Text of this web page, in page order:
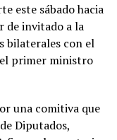
este sábado hacia
de invitado a la
bilaterales con el
primer ministro
una comitiva que
Diputados,